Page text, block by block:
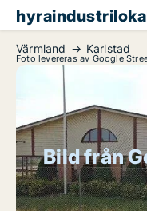
Värmland Karlstad
Foto levereras av Google
Bild från